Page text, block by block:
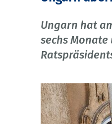
Ungarn hat
sechs